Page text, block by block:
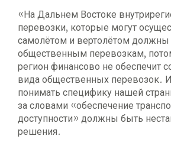
«На Дальнем Востоке
перевозки, которые могут
самолётом и вертолётом
общественным перевозкам,
регион финансово не обеспечит
вида общественных перевозок.
понимать специфику нашей
за словами «обеспечение
доступности» должны быть
решения.